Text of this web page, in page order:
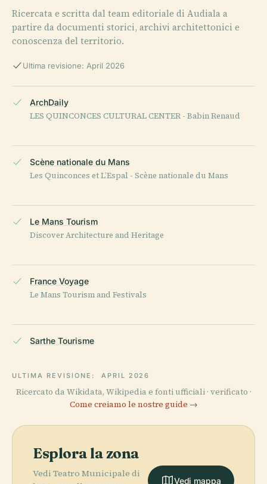
Ricercata e scritta dal team editoriale di Audiala a
partire da documenti storici, archivi architettonici e
conoscenza del territorio.
Ultima revisione: April 2026
ArchDaily
LES QUINCONCES CULTURAL CENTER - Babin Renaud
Scène nationale du Mans
Les Quinconces et L’Espal - Scène nationale du Mans
Le Mans Tourism
Discover Architecture and Heritage
France Voyage
Le Mans Tourism and Festivals
Sarthe Tourisme
ULTIMA REVISIONE: APRIL 2026
Ricercato da Wikidata, Wikipedia e fonti ufficiali · verificato ·
Come creiamo le nostre guide →
Esplora la zona
Vedi Teatro Municipale di
Vedi mappa